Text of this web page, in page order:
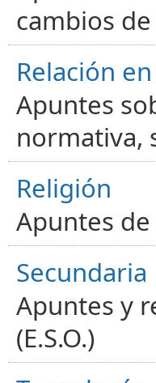
cambios
Relación
Apuntes
normativa,
Religión
Apuntes
Secundaria
Apuntes y
(E.S.O.)